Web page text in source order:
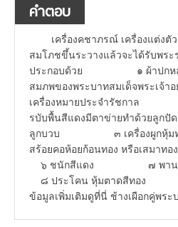
คำตอบ
เครื่องคชาภรณ์ เครื่องแต่ง
สมโภชขึ้นระวางแล้วจะได้รับพร
ประกอบด้วย ๑ ผ้าปกหลัง
สมภพของพระบาทสมเด็จพระเจ้า
เครื่องหมายประจำรัชกาล
รบับพื้นสีแดงมีตาข่ายทำด้วยลูกปั
ลูกบวบ ๓ เครื่องผูก
สร้อยคอห้อยก้อนทอง
๖ ชนักสีแดง ๗ พาน
๘ ประโคน หุ้มตาดสีทอง
ข้อมูลเพิ่มเติมดูที่นี่ ช้างเผือกคู่พระ